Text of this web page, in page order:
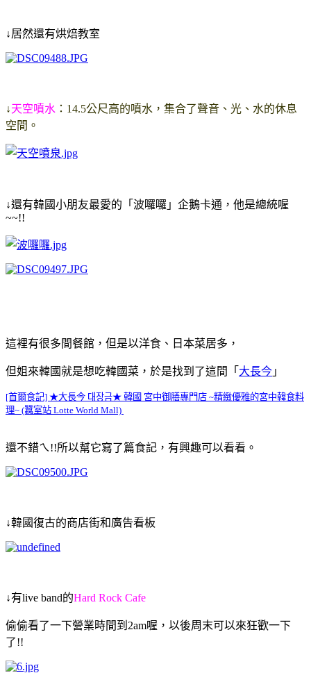
↓居然還有烘焙教室
↓天空噴水 ： 14.5公尺高的噴水，集合了聲音、光、水的休息
空間。
↓還有韓國小朋友最愛的「波囉囉」企鵝卡通， 他是總統喔
~~!!
這裡有很多間餐館，但是以洋食、日本菜居多，
但姐來韓國就是想吃韓國菜， 於是找到了這間「 大長今 」
[首爾食記] ★大長今 대장금★ 韓國 宮中御膳專門店 ~精緻優雅的宮中韓食料
理~ (蠶室站 Lotte World Mall)
還不錯ㄟ!!所以幫它寫了篇食記， 有興趣可以看看。
↓韓國復古的商店街和廣告看板
↓有live band的Hard Rock Cafe
偷偷看了一下營業時間到2am喔， 以後周末可以來狂歡一下
了!!